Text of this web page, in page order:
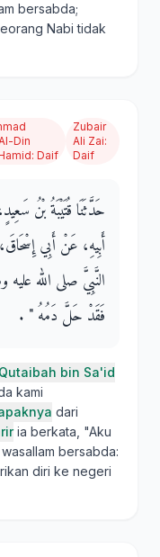
bersabda;
Nabi tidak
Din
: Daif
Zubair
Ali Zai:
Daif
حَدَّثَنَا قُتَيْبَةُ بْنُ
أَبِيهِ، عَنْ أَبِي
النَّبِيَّ صلى الله
فَقَدْ حَلَّ دَمُهُ ‏"‏ ‏.‏
Qutaibah bin Sa'id
kami
dari
ia berkata, "Aku
bersabda:
diri ke negeri